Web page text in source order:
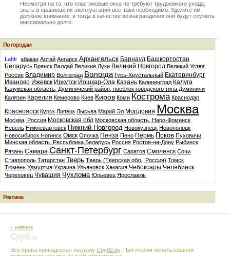
Несмотря на то, что пластиковые окна не требуют трудоемкого ухода,
знать о правилах их эксплуатации все-таки необходимо. Уделите им
должное внимание, и тогда в качестве вознаграждения они будут служить
максимально долго.
По городам
Lahti абакан Алтай Ангарск Архангельск Барнаул Башкортостан
Беларусь Брянск Валдай Великие Луки Великий Новгород Великий Устюг,
Россия Владимир Волгоград Вологда Гусь-Хрустальный Екатеринбург
Иваново Ижевск Иркутск Йошкар-Ола Казань Калининград Калуга
Калужская область, Думиничский район, посёлок городского типа Думиничи
Калязин Карелия Кемерово Киев Киров Коми Кострома Краснодар
Красноярск Курск Липецк Лысьва Марий Эл Мордовия Москва
Москва, Россия Московская обл Московская область, Наро-Фоминск
Невель Нижневартовск Нижний Новгород Новокузнецк Новополоцк
НовосибирскНогинск Омск Опочка Пенза Пено Пермь Псков Пуховичи,
Минская область. Республика Беларусь Россия Ростов-на-Дону Рыбинск
Рязань Самара Санкт-Петербург Саратов Смоленск Сочи
Ставрополь Татарстан Тверь Тверь (Тверская обл., Россия) Томск
Тюмень Удмуртия Украина Ульяновск Хакасия Чебоксары Челябинск
Череповец Чувашия Чухлома Юрьевец Ярославль
Реклама
↑ наверх
Все права принадлежат порталу Сруб2.ру. При любом использовании